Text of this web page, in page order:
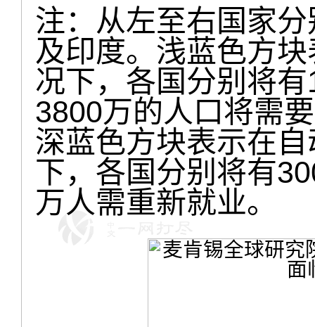
注：从左至右国家
及印度。浅蓝色方
况下，各国分别将
3800万的人口将需
深蓝色方块表示在
下，各国分别将有
万人需重新就业。